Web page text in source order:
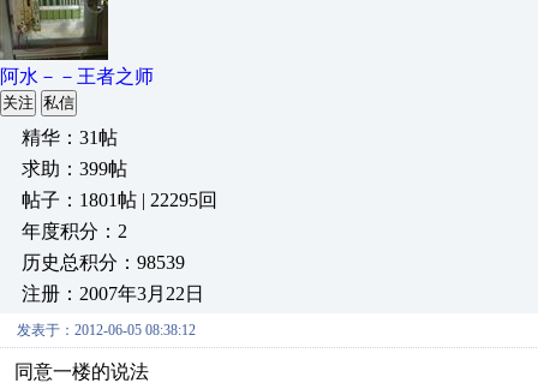
阿水－－王者之师
关注 私信
精华：31帖
求助：399帖
帖子：1801帖 | 22295回
年度积分：2
历史总积分：98539
注册：2007年3月22日
发表于：2012-06-05 08:38:12
同意一楼的说法